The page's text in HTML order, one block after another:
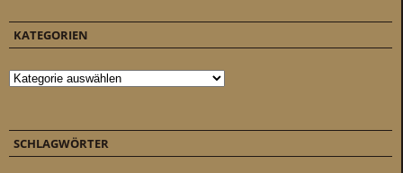
KATEGORIEN
Kategorien
SCHLAGWÖRTER